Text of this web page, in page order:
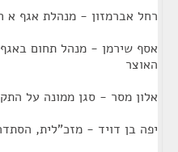
רחל אברמזון - מנהלת אגף א
אסף שירמן - מנהל תחום
האוצר
אלון מסר - סגן ממונה על
יפה בן דויד - מזכ"לית,